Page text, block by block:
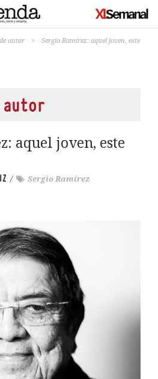
autor >
Sergio Ramírez: aquel joven, este
aquel joven, este
/ Sergio Ramírez